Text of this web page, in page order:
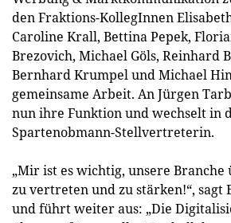
den Fraktions-KollegInnen
Caroline Krall, Bettina Pepek,
Brezovich, Michael Göls, Reinhard
Bernhard Krumpel und Michael
gemeinsame Arbeit. An Jürgen
nun ihre Funktion und wechselt in
Spartenobmann-Stellvertreterin.
„Mir ist es wichtig, unsere
zu vertreten und zu stärken!“,
und führt weiter aus: „Die